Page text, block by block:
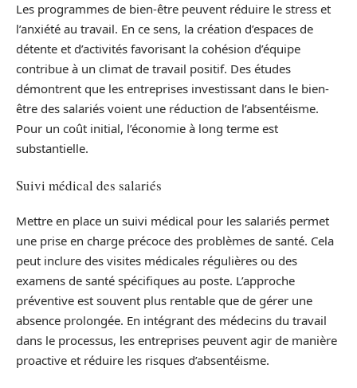
Les programmes de bien-être peuvent réduire le stress et
l’anxiété au travail. En ce sens, la création d’espaces de
détente et d’activités favorisant la cohésion d’équipe
contribue à un climat de travail positif. Des études
démontrent que les entreprises investissant dans le bien-
être des salariés voient une réduction de l’absentéisme.
Pour un coût initial, l’économie à long terme est
substantielle.
Suivi médical des salariés
Mettre en place un suivi médical pour les salariés permet
une prise en charge précoce des problèmes de santé. Cela
peut inclure des visites médicales régulières ou des
examens de santé spécifiques au poste. L’approche
préventive est souvent plus rentable que de gérer une
absence prolongée. En intégrant des médecins du travail
dans le processus, les entreprises peuvent agir de manière
proactive et réduire les risques d’absentéisme.